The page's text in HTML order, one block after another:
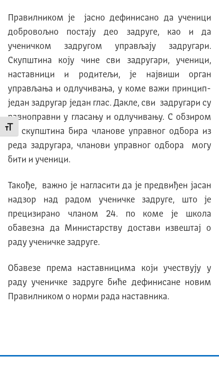
Промени величину слова
Правилником је јасно дефинисано да ученици
добровољно постају део задруге, као и да
ученичком задругом управљају задругари.
Скупштина коју чине сви задругари, ученици,
наставници и родитељи, је највиши орган
управљања и одлучивања, у коме важи принцип-
један задругар један глас. Дакле, сви задругари су
равноправни у гласању и одлучивању. С обзиром
да скупштина бира чланове управног одбора из
реда задругара, чланови управног одбора могу
бити и ученици.
Такође, важно је нагласити да је предвиђен јасан
надзор над радом ученичке задруге, што је
прецизирано чланом 24. по коме је школа
обавезна да Министарству достави извештај о
раду ученичке задруге.
Обавезе према наставницима који учествују у
раду ученичке задруге биће дефинисане новим
Правилником о норми рада наставника.